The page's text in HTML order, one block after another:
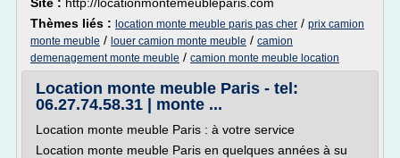
Thèmes liés : location monte meuble paris pas cher / prix camion
monte meuble / louer camion monte meuble / camion
demenagement monte meuble / camion monte meuble location
Location monte meuble Paris - tel:
06.27.74.58.31 | monte ...
Location monte meuble Paris : à votre service
Location monte meuble Paris en quelques années à su